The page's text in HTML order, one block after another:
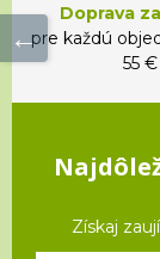
Doprava
pre každú
55 €
Získaj